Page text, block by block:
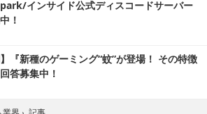
インサイド公式ディスコードサーバー
！
】『新種のゲーミング“蚊”が登場！ その特徴
答募集中！
業界 ›